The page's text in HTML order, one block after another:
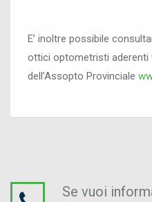
E’ inoltre possibile
ottici optometristi aderenti
dell’Assopto Provinciale
Se vuoi